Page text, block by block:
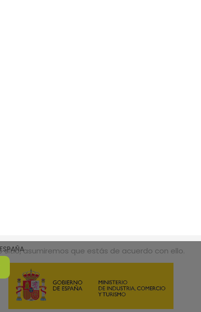
asumiremos que estás de acuerdo con ello.